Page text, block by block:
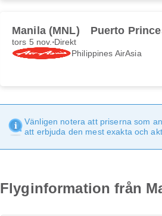
Manila (MNL) Puerto
tors 5 nov. Direkt
Philippines AirAsia
Vänligen notera att priserna som
att erbjuda den mest exakta och
Flyginformation från